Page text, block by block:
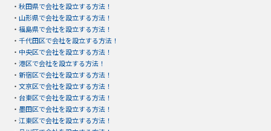
・ 秋田県で会社を設立する方法！
・ 山形県で会社を設立する方法！
・ 福島県で会社を設立する方法！
・ 千代田区で会社を設立する方法！
・ 中央区で会社を設立する方法！
・ 港区で会社を設立する方法！
・ 新宿区で会社を設立する方法！
・ 文京区で会社を設立する方法！
・ 台東区で会社を設立する方法！
・ 墨田区で会社を設立する方法！
・ 江東区で会社を設立する方法！